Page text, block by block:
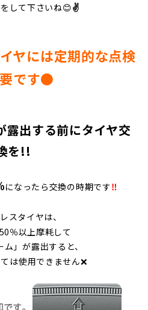
して下さいね😊✌
ヤには定期的な点検
です●
出する前にタイヤ交
を!!
になったら交換の時期です‼
スタイヤは、
％以上摩耗して
ム」が露出すると、
は使用できません❌